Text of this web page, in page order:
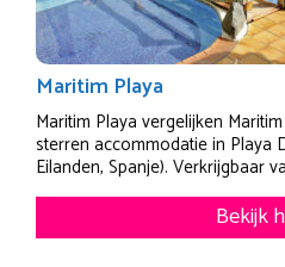
Maritim Playa
Maritim Playa vergelijken
sterren accommodatie in Playa
Eilanden, Spanje). Verkrijgbaar
Bekijk